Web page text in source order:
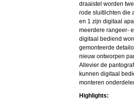
draaistel worden
rode sluitlichten die
en 1 zijn digitaal
meerdere rangeer-
digitaal bediend
gemonteerde
nieuw ontworpen
Allevier de
kunnen digitaal
monteren
Highlights: